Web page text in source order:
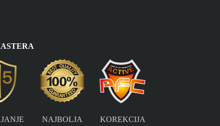
NAJBOLJA
KOREKCIJA